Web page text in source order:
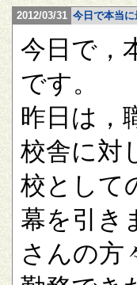
2012/03/31 今日で本当に
今日で，
です。
昨日は，
校舎に対
校として
幕を引き
さんの方